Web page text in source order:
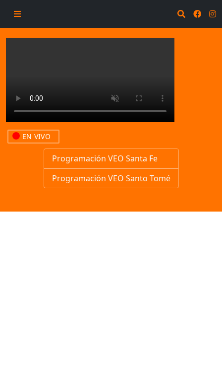
EN VIVO
Programación VEO Santa Fe
Programación VEO Santo Tomé